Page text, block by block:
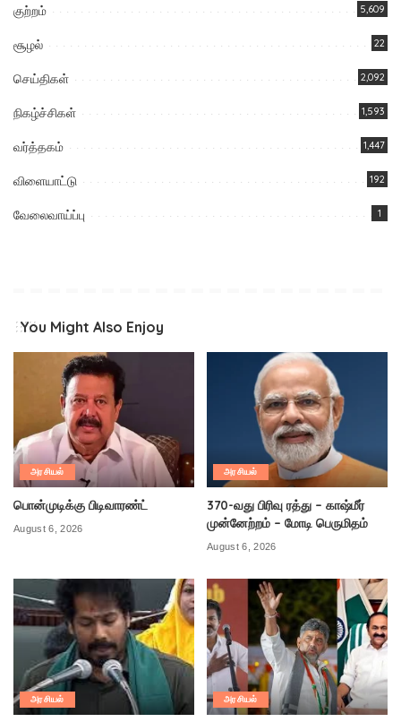
குற்றம் 5,609
சூழல் 22
செய்திகள் 2,092
நிகழ்ச்சிகள் 1,593
வர்த்தகம் 1,447
விளையாட்டு 192
வேலைவாய்ப்பு 1
You Might Also Enjoy
அரசியல்
பொன்முடிக்கு பிடிவாரண்ட்
August 6, 2026
அரசியல்
370-வது பிரிவு ரத்து – காஷ்மீர்
முன்னேற்றம் – மோடி பெருமிதம்
August 6, 2026
அரசியல் அரசியல்